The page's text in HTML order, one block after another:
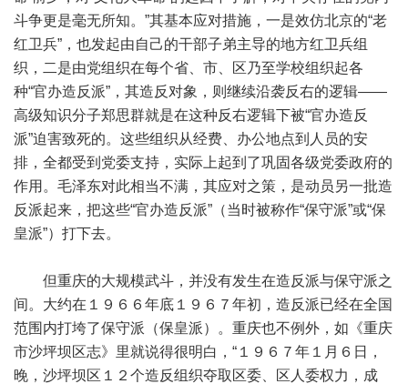
斗争更是毫无所知。”其基本应对措施，一是效仿北京的“老
红卫兵”，也发起由自己的干部子弟主导的地方红卫兵组
织，二是由党组织在每个省、市、区乃至学校组织起各
种“官办造反派”，其造反对象，则继续沿袭反右的逻辑——
高级知识分子郑思群就是在这种反右逻辑下被“官办造反
派”迫害致死的。这些组织从经费、办公地点到人员的安
排，全都受到党委支持，实际上起到了巩固各级党委政府的
作用。毛泽东对此相当不满，其应对之策，是动员另一批造
反派起来，把这些“官办造反派”（当时被称作“保守派”或“保
皇派”）打下去。
但重庆的大规模武斗，并没有发生在造反派与保守派之
间。大约在１９６６年底１９６７年初，造反派已经在全国
范围内打垮了保守派（保皇派）。重庆也不例外，如《重庆
市沙坪坝区志》里就说得很明白，“１９６７年１月６日，
晚，沙坪坝区１２个造反组织夺取区委、区人委权力，成